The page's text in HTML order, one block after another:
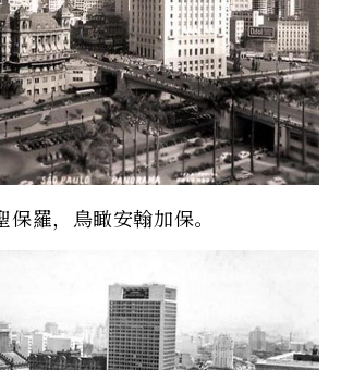
保羅，鳥瞰安翰加保。